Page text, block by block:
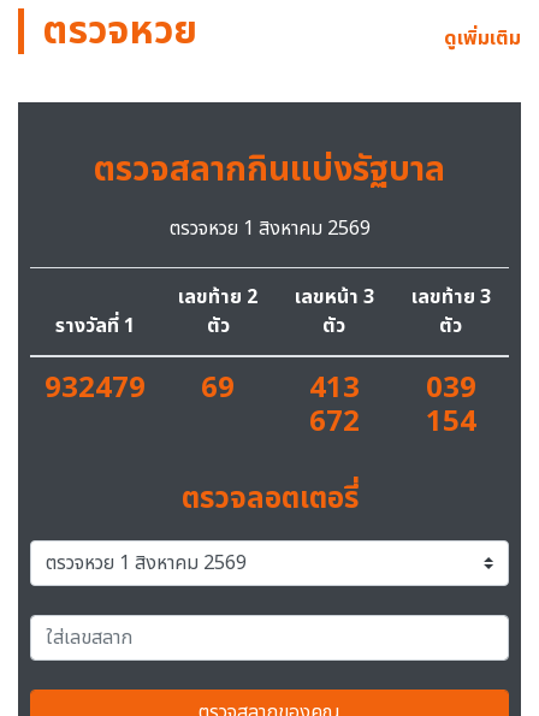
ตรวจหวย ดูเพิ่มเติม
ตรวจสลากกินแบ่งรัฐบาล
ตรวจหวย 1 สิงหาคม 2569
รางวัลที่ 1
เลขท้าย 2
ตัว
เลขหน้า 3
ตัว
เลขท้าย 3
ตัว
932479 69 413
672
039
154
ตรวจลอตเตอรี่